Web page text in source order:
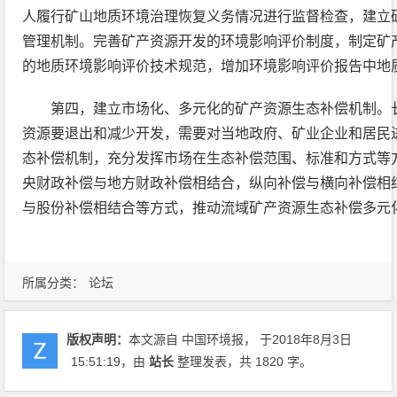
所属分类： 论坛
人履行矿山地质环境治理恢复义务情况进行监督检查，建
管理机制。完善矿产资源开发的环境影响评价制度，制定
的地质环境影响评价技术规范，增加环境影响评价报告中
第四，建立市场化、多元化的矿产资源生态补偿机制
资源要退出和减少开发，需要对当地政府、矿业企业和居
态补偿机制，充分发挥市场在生态补偿范围、标准和方式
央财政补偿与地方财政补偿相结合，纵向补偿与横向补偿
与股份补偿相结合等方式，推动流域矿产资源生态补偿多元
版权声明：本文源自 中国环境报， 于2018年8月3日
15:51:19，由站长 整理发表，共 1820 字。